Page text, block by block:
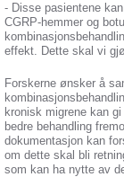
- Disse pasientene
CGRP-hemmer og
effekt. Dette skal vi
Forskerne ønsker å
kronisk migrene kan
bedre behandling
dokumentasjon kan
om dette skal bli
som kan ha nytte av